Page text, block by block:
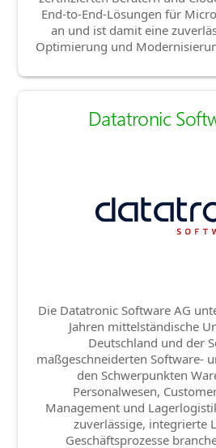
End-to-End-Lösungen für
an und ist damit eine
Optimierung und
Datatronic
Die Datatronic Software AG
Jahren mittelständische
Deutschland und der
maßgeschneiderten Software-
den Schwerpunkten
Personalwesen,
Management und
zuverlässige, integrierte
Geschäftsprozesse